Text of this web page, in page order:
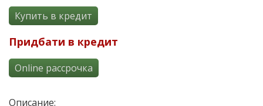
Купить в кредит
Придбати в кредит
Online рассрочка
Описание: